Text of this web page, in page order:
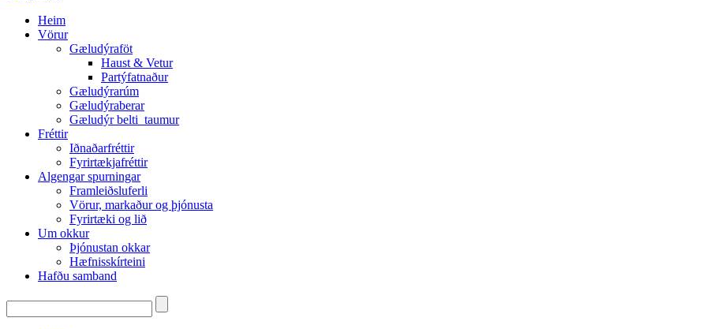
Heim
Vörur
Gæludýraföt
Haust & Vetur
Partýfatnaður
Gæludýrarúm
Gæludýraberar
Gæludýr belti_taumur
Fréttir
Iðnaðarfréttir
Fyrirtækjafréttir
Algengar spurningar
Framleiðsluferli
Vörur, markaður og þjónusta
Fyrirtæki og lið
Um okkur
Þjónustan okkar
Hæfnisskírteini
Hafðu samband